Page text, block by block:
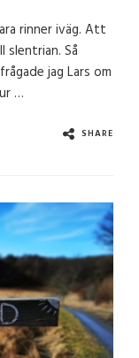
rinner iväg. Att
Så
jag Lars om
…
SHARE